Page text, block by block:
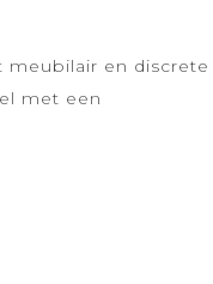
en discrete
met een